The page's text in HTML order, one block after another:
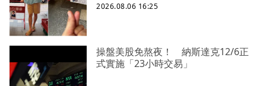
2026.08.06 16:25
操盤美股免熬夜！ 納斯達克12/6正
式實施「23小時交易」